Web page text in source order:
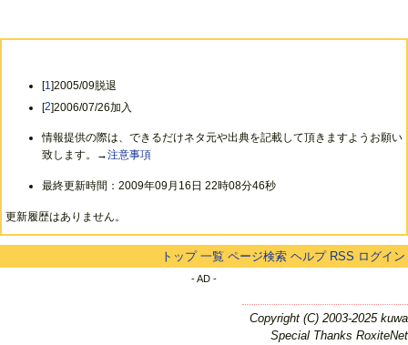
[1]2005/09脱退
[2]2006/07/26加入
情報提供の際は、できるだけネタ元や出典を記載して頂きますようお願い
致します。→注意事項
最終更新時間：2009年09月16日 22時08分46秒
更新履歴はありません。
トップ 一覧 ページ検索 ヘルプ RSS ログイン
- AD -
Copyright (C) 2003-2025 kuwa
Special Thanks RoxiteNet